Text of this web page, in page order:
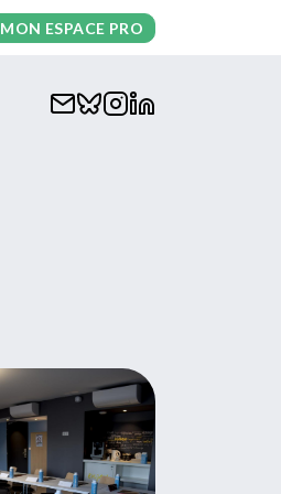
MON ESPACE PRO